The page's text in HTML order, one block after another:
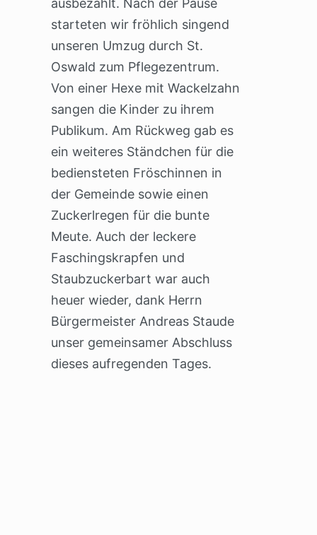
starteten wir fröhlich singend
unseren Umzug durch St.
Oswald zum Pflegezentrum.
Von einer Hexe mit Wackelzahn
sangen die Kinder zu ihrem
Publikum. Am Rückweg gab es
ein weiteres Ständchen für die
bediensteten Fröschinnen in
der Gemeinde sowie einen
Zuckerlregen für die bunte
Meute. Auch der leckere
Faschingskrapfen und
Staubzuckerbart war auch
heuer wieder, dank Herrn
Bürgermeister Andreas Staude
unser gemeinsamer Abschluss
dieses aufregenden Tages.